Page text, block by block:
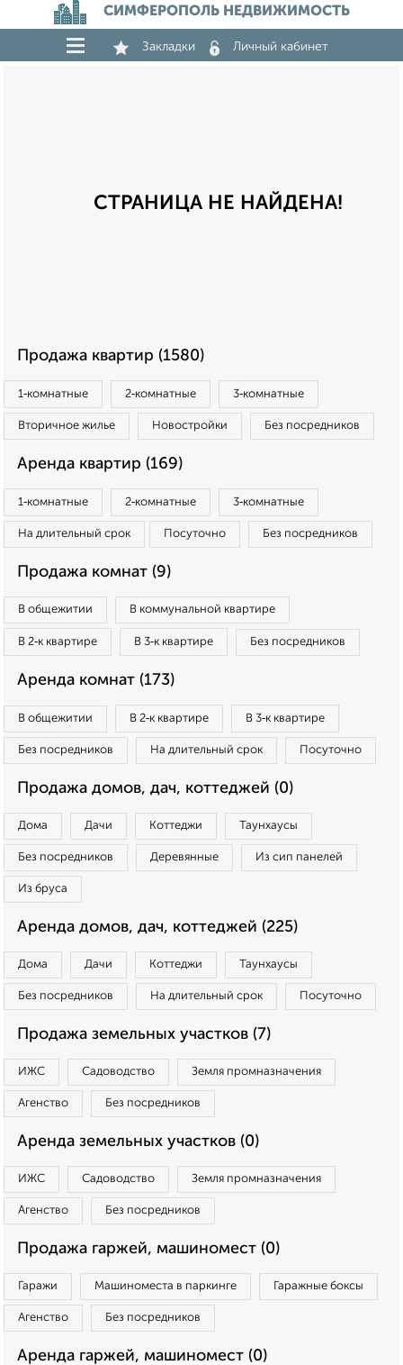
СИМФЕРОПОЛЬ НЕДВИЖИМОСТЬ
Закладки Личный кабинет
СТРАНИЦА НЕ НАЙДЕНА!
Продажа квартир (1580)
1‑комнатные 2‑комнатные 3‑комнатные
Вторичное жилье Новостройки Без посредников
Аренда квартир (169)
1‑комнатные 2‑комнатные 3‑комнатные
На длительный срок Посуточно Без посредников
Продажа комнат (9)
В общежитии В коммунальной квартире
В 2‑к квартире В 3‑к квартире Без посредников
Аренда комнат (173)
В общежитии В 2‑к квартире В 3‑к квартире
Без посредников На длительный срок Посуточно
Продажа домов, дач, коттеджей (0)
Дома Дачи Коттеджи Таунхаусы
Без посредников Деревянные Из сип панелей
Из бруса
Аренда домов, дач, коттеджей (225)
Дома Дачи Коттеджи Таунхаусы
Без посредников На длительный срок Посуточно
Продажа земельных участков (7)
ИЖС Садоводство Земля промназначения
Агенство Без посредников
Аренда земельных участков (0)
ИЖС Садоводство Земля промназначения
Агенство Без посредников
Продажа гаржей, машиномест (0)
Гаражи Машиноместа в паркинге Гаражные боксы
Агенство Без посредников
Аренда гаржей, машиномест (0)